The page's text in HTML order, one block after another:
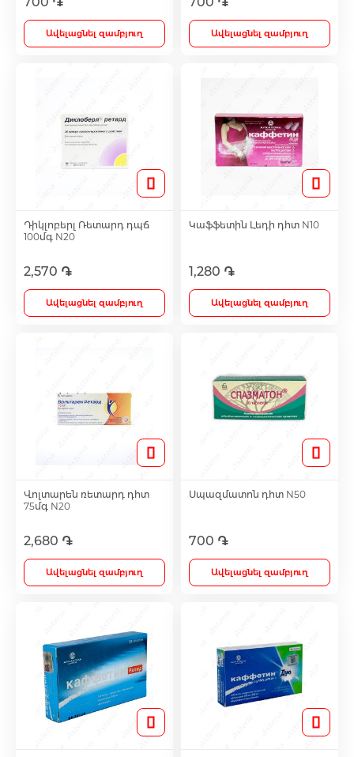
Medicine
Ավելացնել զամբյուղ Ավելացնել զամբյուղ
Դիկլոբերլ Ռետարդ դպճ
100մգ N20
2,570 ֏
Ավելացնել զամբյուղ
Կաֆֆետին Լեդի դհտ N10
1,280 ֏
Ավելացնել զամբյուղ
Վոլտարեն ռետարդ դհտ
75մգ N20
2,680 ֏
Ավելացնել զամբյուղ
Սպազմատոն դհտ N50
700 ֏
Ավելացնել զամբյուղ